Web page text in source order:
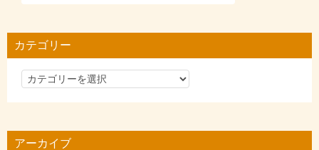
カテゴリー
カ
リ
アーカイブ